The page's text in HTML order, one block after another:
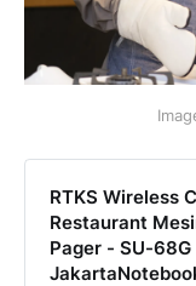
RTKS Wireless
Restaurant
Pager - SU-